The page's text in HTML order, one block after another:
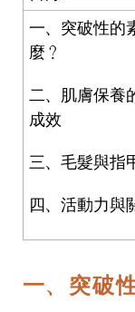
一、突破性的
麼？
二、肌膚保養
成效
三、毛髮與指
四、活動力與
一、突破